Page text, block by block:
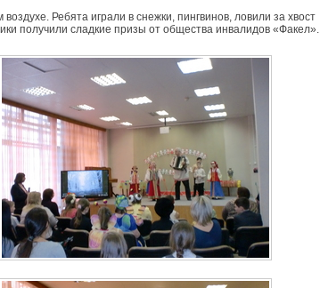
Ребята играли в снежки, пингвинов, ловили за хвост
получили сладкие призы от общества инвалидов «Факел».